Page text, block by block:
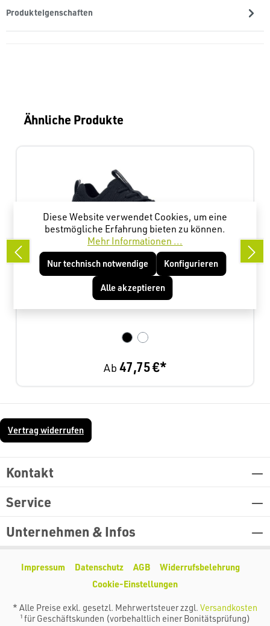
Produkteigenschaften
Produktgalerie überspringen
Ähnliche Produkte
Everlight Damen
Ab 47,75 €*
Vertrag widerrufen
Kontakt
Service
Unternehmen & Infos
Impressum Datenschutz AGB
Widerrufsbelehrung
Cookie-Einstellungen
* Alle Preise exkl. gesetzl. Mehrwertsteuer zzgl. Versandkosten
¹ für Geschäftskunden (vorbehaltlich einer Bonitätsprüfung)
Diese Website verwendet Cookies, um eine
bestmögliche Erfahrung bieten zu können.
Mehr Informationen ...
Nur technisch notwendige Konfigurieren
Alle akzeptieren